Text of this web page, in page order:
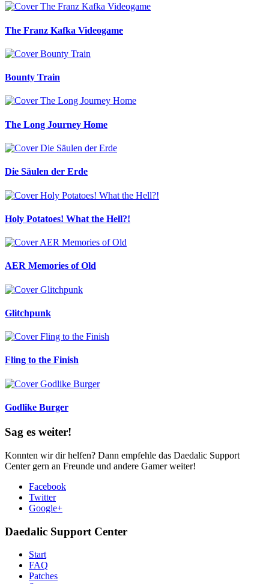
The Franz Kafka Videogame
Bounty Train
The Long Journey Home
Die Säulen der Erde
Holy Potatoes! What the Hell?!
AER Memories of Old
Glitchpunk
Fling to the Finish
Godlike Burger
Sag es weiter!
Konnten wir dir helfen? Dann empfehle das Daedalic Support
Center gern an Freunde und andere Gamer weiter!
Facebook
Twitter
Google+
Daedalic Support Center
Start
FAQ
Patches